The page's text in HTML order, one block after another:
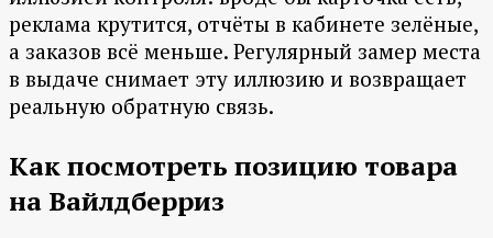
реклама крутится, отчёты в кабинете зелёные,
а заказов всё меньше. Регулярный замер места
в выдаче снимает эту иллюзию и возвращает
реальную обратную связь.
Как посмотреть позицию товара
на Вайлдберриз